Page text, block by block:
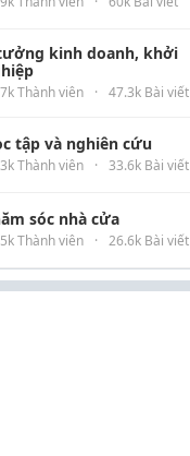
kinh doanh, khởi
Thành viên · 47.3k Bài viết
tập và nghiên cứu
Thành viên · 33.6k Bài viết
sóc nhà cửa
Thành viên · 26.6k Bài viết